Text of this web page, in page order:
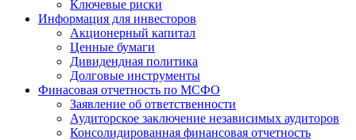
Ключевые риски
Информация для инвесторов
Акционерный капитал
Ценные бумаги
Дивидендная политика
Долговые инструменты
Финасовая отчетность по МСФО
Заявление об ответственности
Аудиторское заключение независимых аудиторов
Консолидированная финансовая отчетность